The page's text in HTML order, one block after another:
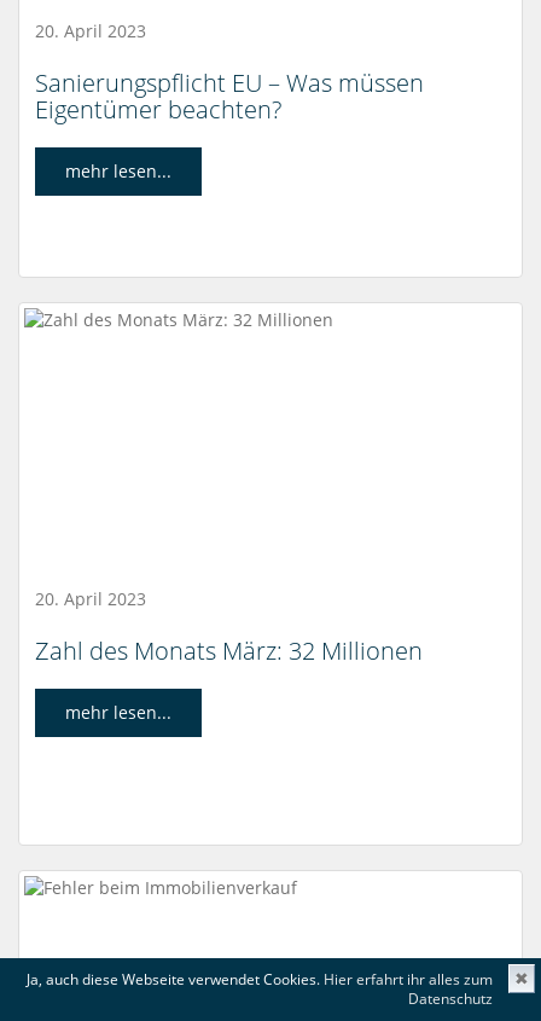
Ja, auch diese Webseite verwendet Cookies. Hier erfahrt ihr alles zum
Datenschutz
✖
20. April 2023
Sanierungspflicht EU – Was müssen
Eigentümer beachten?
mehr lesen...
20. April 2023
Zahl des Monats März: 32 Millionen
mehr lesen...